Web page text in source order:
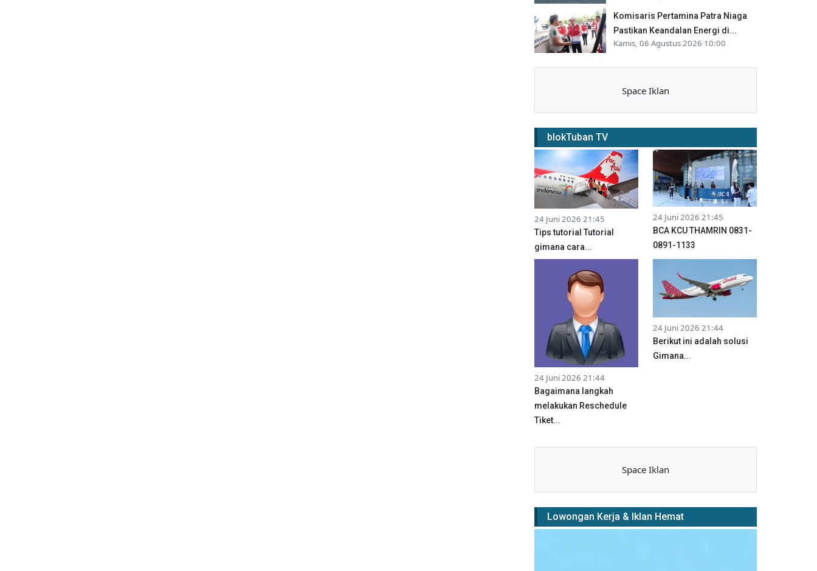
Komisaris Pertamina Patra Niaga
Pastikan Keandalan Energi di...
Kamis, 06 Agustus 2026 10:00
Space Iklan
blokTuban TV
24 Juni 2026 21:45
Tips tutorial Tutorial
gimana cara...
24 Juni 2026 21:45
BCA KCU THAMRIN 0831-
0891-1133
24 Juni 2026 21:44
Bagaimana langkah
melakukan Reschedule
Tiket...
24 Juni 2026 21:44
Berikut ini adalah solusi
Gimana...
Space Iklan
Lowongan Kerja & Iklan Hemat